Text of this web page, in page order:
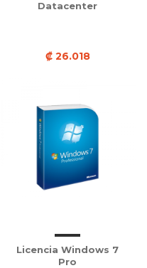
Datacenter
₡ 26.018
Licencia Windows 7
Pro